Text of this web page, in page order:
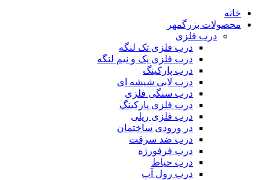
خانه
محصولات بزرگمهر
درب فلزی
درب فلزی تک لنگه
درب فلزی یک و نیم لنگه
درب پارکینگ
درب لابی شیشه ای
درب سنگی فلزی
درب فلزی پارکینگ
درب فلزی ریلی
در ورودی ساختمان
درب ضد سرقت
درب فرفورژه
درب حیاط
درب رول آپ